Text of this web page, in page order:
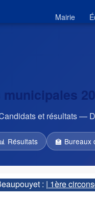
Mairie
et résultats —
Résultats 🏫 Bureaux
: | 1ère